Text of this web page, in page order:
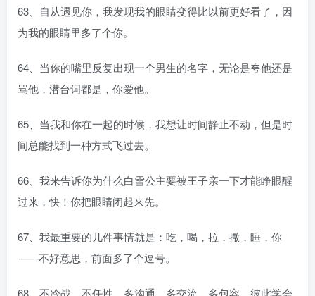
63、自从遇见你，我发现我的眼睛变得比以前更好看了，因
为我的眼睛里多了个你。
64、当你的嘴里反复出现一个男生的名字，无论是夸他还是
骂他，潜台词都是，你爱他。
65、当我和你在一起的时候，我想让时间静止不动，但是时
间总能找到一种方式飞过去。
66、我来告诉你为什么白雪公主要被王子亲一下才能睁眼醒
过来，快！你把眼睛闭起来先。
67、我最重要的几件事情就是：吃，喝，拉，撒，睡，你
——不好意思，前面多了个逗号。
68、不冷战、不任性、多沟通，多交流，多包容，彼此学会